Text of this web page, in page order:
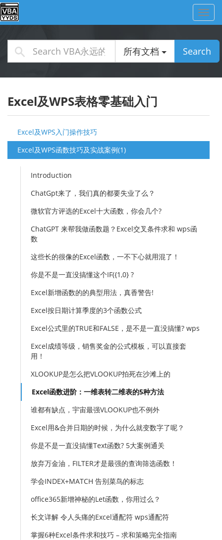
所有文档 Search
Excel及WPS表格零基础入门
Excel及WPS入门操作技巧
Excel及WPS函数技巧及实战案例(1)
Introduction
ChatGpt来了，我们真的都要失业了么？
微软官方评选的Excel十大函数，你会几个?
ChatGPT 来帮我做函数题？Excel交叉条件求和 wps函
数
这些长的很像的Excel函数，一不下心就用混了！
你是不是一直没搞懂这个IF({1,0} ?
Excel新增函数的的典型用法，真香警告!
Excel按日期计算季度的3个函数公式
Excel公式里的TRUE和FALSE，是不是一直没搞懂? wps
Excel成绩等级，销售奖金的公式模板，可以直接套
用！
XLOOKUP是怎么把VLOOKUP拍死在沙滩上的
Excel函数进阶：一维表转二维表的5种方法
谁都有缺点，宇宙最强VLOOKUP也不例外
Excel用&合并日期的时候，为什么就变数字了呢？
你是不是一直没搞懂Text函数? 5大案例通关
放弃万金油，FILTER才是最强的查询筛选函数！
学会INDEX+MATCH 告别菜鸟的标志
office365新增神秘的Let函数，你用过么？
长文详解 令人头痛的Excel通配符 wps通配符
掌握6种Excel条件求和技巧 – 求和策略完全指南